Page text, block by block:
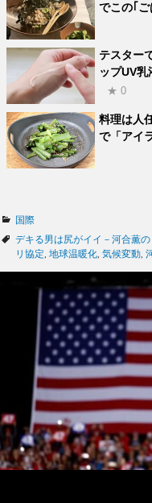
でこの｢ご
テスター
ップUV乳
★ 0
料理は人
で「アイ
カ
テ
ゴ
国際
タ
グ
デキる男は尻がイイ－河合薫の
リ協定 地球温暖化 気候変動